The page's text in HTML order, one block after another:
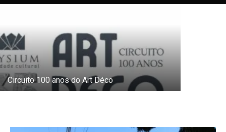
Circuito 100 anos do Art Déco